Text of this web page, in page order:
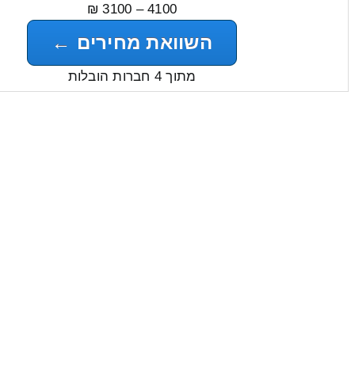
4100 – 3100 ₪
השוואת מחירים ←
מתוך 4 חברות הובלות